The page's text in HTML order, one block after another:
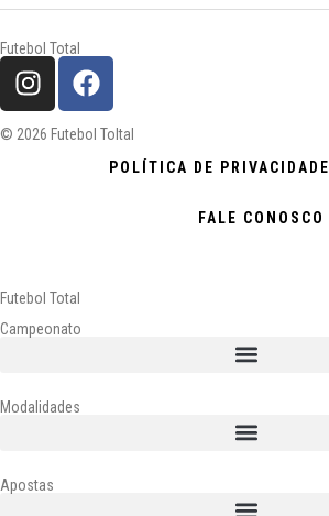
Futebol Total
© 2026 Futebol Toltal
POLÍTICA DE PRIVACIDADE
FALE CONOSCO
Futebol Total
Campeonato
Modalidades
Apostas